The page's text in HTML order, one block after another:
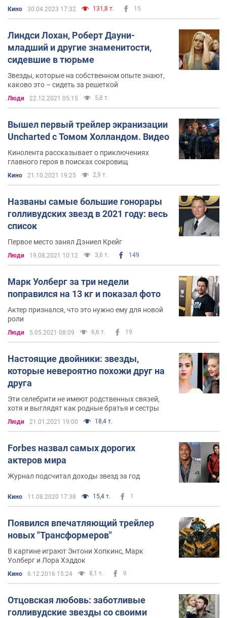
Кино 30.04.2023 17:32 131,8 т. 15
Линдси Лохан, Роберт Дауни-
младший и другие знаменитости,
сидевшие в тюрьме
Звезды, которые на собственном опыте знают,
каково это – сидеть за решеткой
Люди 22.12.2021 05:15 5,8 т.
Вышел первый трейлер экранизации
Uncharted с Томом Холландом. Видео
Кинолента рассказывает о приключениях
главного героя в поисках сокровищ
Кино 21.10.2021 19:25 2,9 т.
Названы самые большие гонорары
голливудских звезд в 2021 году: весь
список
Первое место занял Дэниел Крейг
Люди 19.08.2021 10:12 3,6 т. 149
Марк Уолберг за три недели
поправился на 13 кг и показал фото
Актер признался, что это нужно ему для новой
роли
Люди 5.05.2021 08:09 6,6 т. 19
Настоящие двойники: звезды,
которые невероятно похожи друг на
друга
Эти селебрити не имеют родственных связей,
хотя и выглядят как родные братья и сестры
Люди 21.01.2021 19:00 18,4 т.
Forbes назвал самых дорогих
актеров мира
Журнал подсчитал доходы звезд за год
Кино 11.08.2020 17:38 15,4 т. 1
Появился впечатляющий трейлер
новых "Трансформеров"
В картине играют Энтони Хопкинс, Марк
Уолберг и Лора Хэддок
Кино 6.12.2016 15:24 8,1 т. 9
Отцовская любовь: заботливые
голливудские звезды со своими